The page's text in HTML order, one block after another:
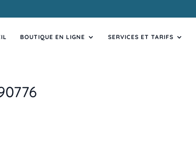
BOUTIQUE EN LIGNE SERVICES ET TARIFS